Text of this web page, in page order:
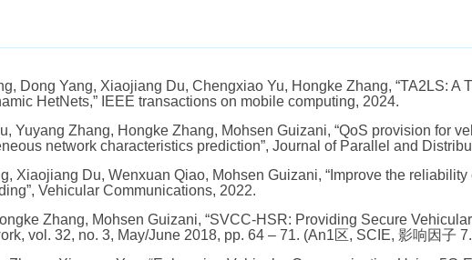
Dong Yang, Xiaojiang Du, Chengxiao Yu, Hongke Zhang, “TA2LS: A
HetNets,” IEEE transactions on mobile computing, 2024.
Yuyang Zhang, Hongke Zhang, Mohsen Guizani, “QoS provision for
network characteristics prediction”, Journal of Parallel and
Xiaojiang Du, Wenxuan Qiao, Mohsen Guizani, “Improve the reliability
Vehicular Communications, 2022.
Zhang, Mohsen Guizani, “SVCC-HSR: Providing Secure
vol. 32, no. 3, May/June 2018, pp. 64 – 71. (An1区, SCIE, 影响因子